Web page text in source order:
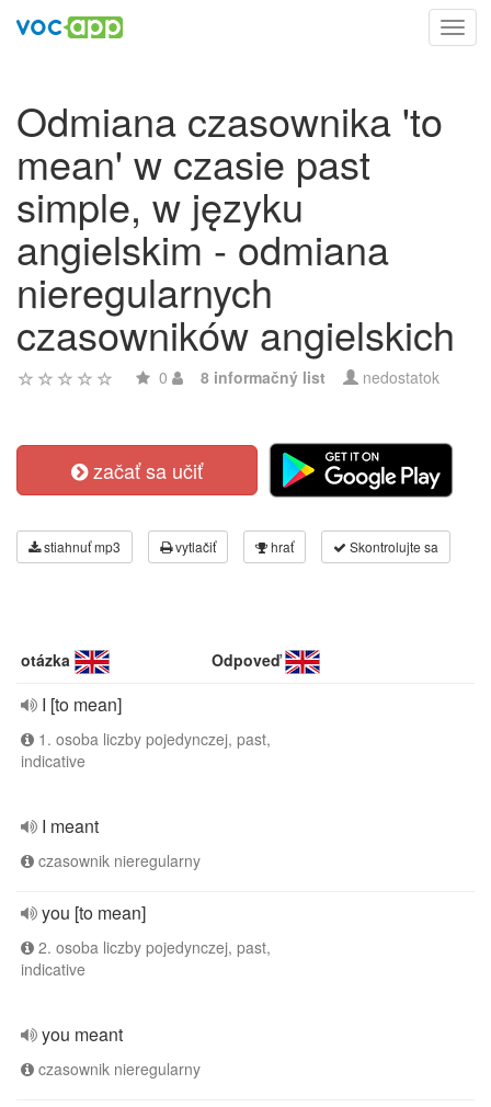
Odmiana czasownika 'to
mean' w czasie past
simple, w języku
angielskim - odmiana
nieregularnych
czasowników angielskich
0 8 informačný list nedostatok
začať sa učiť
stiahnuť mp3 vytlačiť hrať Skontrolujte sa
otázka Odpoveď
I [to mean]
1. osoba liczby pojedynczej, past,
indicative
I meant
czasownik nieregularny
you [to mean]
2. osoba liczby pojedynczej, past,
indicative
you meant
czasownik nieregularny